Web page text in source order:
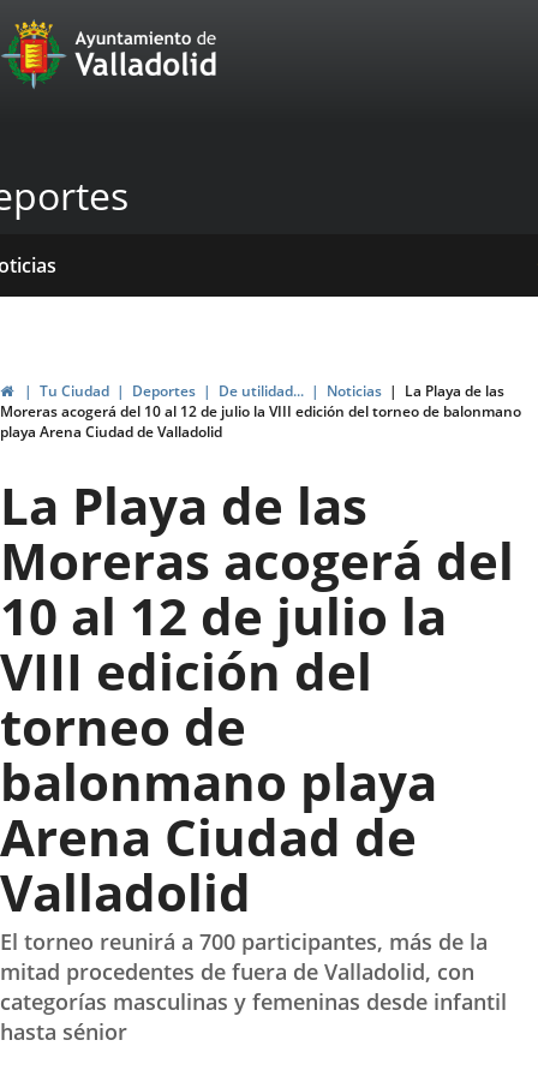
Portal
Web
de
Valladolid
HomeTu Ciudad Deportes De utilidad... Noticias
La Playa de las
Moreras acogerá del 10 al 12 de julio la VIII edición del torneo de balonmano
playa Arena Ciudad de Valladolid
La Playa de las
Moreras acogerá del
10 al 12 de julio la
VIII edición del
torneo de
balonmano playa
Arena Ciudad de
Valladolid
El torneo reunirá a 700 participantes, más de la
mitad procedentes de fuera de Valladolid, con
categorías masculinas y femeninas desde infantil
hasta sénior